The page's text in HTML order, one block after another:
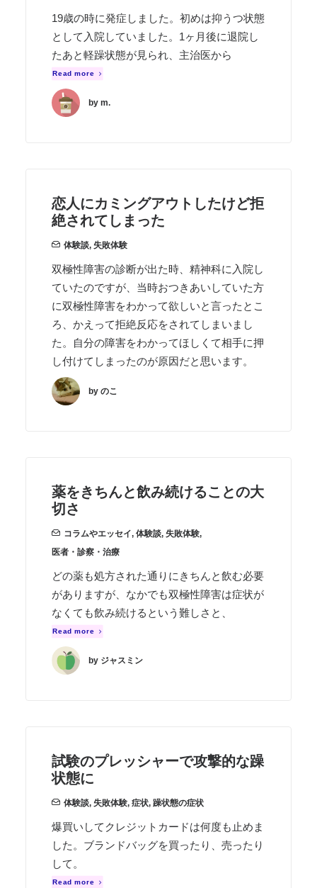
19歳の時に発症しました。初めは抑うつ状態
として入院していました。1ヶ月後に退院し
たあと軽躁状態が見られ、主治医から
Read more
by m.
恋人にカミングアウトしたけど拒
絶されてしまった
体験談, 失敗体験
双極性障害の診断が出た時、精神科に入院し
ていたのですが、当時おつきあいしていた方
に双極性障害をわかって欲しいと言ったとこ
ろ、かえって拒絶反応をされてしまいまし
た。自分の障害をわかってほしくて相手に押
し付けてしまったのが原因だと思います。
by のこ
薬をきちんと飲み続けることの大
切さ
コラムやエッセイ, 体験談, 失敗体験,
医者・診察・治療
どの薬も処方された通りにきちんと飲む必要
がありますが、なかでも双極性障害は症状が
なくても飲み続けるという難しさと、
Read more
by ジャスミン
試験のプレッシャーで攻撃的な躁
状態に
体験談, 失敗体験, 症状, 躁状態の症状
爆買いしてクレジットカードは何度も止めま
した。ブランドバッグを買ったり、売ったり
して。
Read more